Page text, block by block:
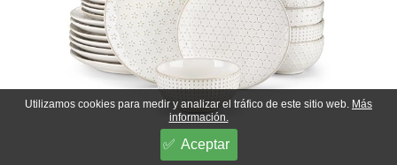
Utilizamos cookies para medir y analizar el tráfico de este sitio web. Más
información.
Aceptar